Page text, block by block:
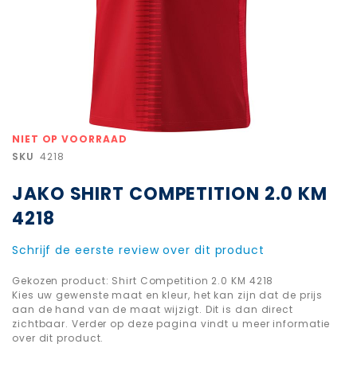
NIET OP VOORRAAD
SKU 4218
JAKO SHIRT COMPETITION 2.0 KM
4218
Schrijf de eerste review over dit product
Gekozen product: Shirt Competition 2.0 KM 4218
Kies uw gewenste maat en kleur, het kan zijn dat de prijs
aan de hand van de maat wijzigt. Dit is dan direct
zichtbaar. Verder op deze pagina vindt u meer informatie
over dit product.
Ga
naar
van
de
afbeeldingen-